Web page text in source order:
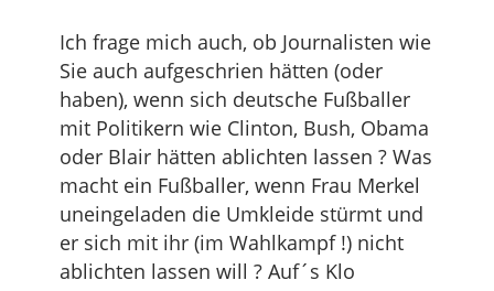
Ich frage mich auch, ob Journalisten wie
Sie auch aufgeschrien hätten (oder
haben), wenn sich deutsche Fußballer
mit Politikern wie Clinton, Bush, Obama
oder Blair hätten ablichten lassen ? Was
macht ein Fußballer, wenn Frau Merkel
uneingeladen die Umkleide stürmt und
er sich mit ihr (im Wahlkampf !) nicht
ablichten lassen will ? Auf´s Klo